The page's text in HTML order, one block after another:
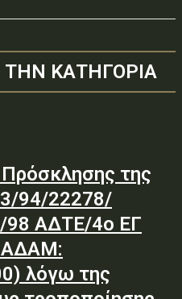
ΤΗΝ ΚΑΤΗΓΟΡΙΑ
της
94/22278/
98 ΑΔΤΕ/4ο ΕΓ
ΑΔΑΜ:
λόγω της